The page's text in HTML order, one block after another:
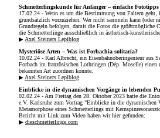
Schmetterlingskunde für Anfänger – einfache Fototipps
17.02.24 - Wenn es um die Bestimmung von Faltern
grundsätzlich vorzuziehen. Wer nicht sammeln kann
Grundregeln befolgen, damit die Fotos die größtmögliche
die Schmetterlinge ausschließlich in ästhetisch-
▶ Axel Steiners Lepiblog
Mysteriöse Arten – Was ist Forbachia solitaria?
10.02.24 - Karl Albrecht, ein Eisenbahnoberingenieur aus
Forbach im französischen Lothringen (Dép. Moselle) einen
bekannten Art zuordnen konnte.
▶ Axel Steiners Lepiblog
Einblicke in die dynamischen Vorgänge in lebenden
02.02.24 - Am Freitag den 28. Oktober 2023 hatte die
e.V. Karlsruhe zum Vortrag "Einblicke in die dynamischen
Metamorphose eines Schmetterlings mit
Bericht mit Link zum Video haben wir hier gefunden:
▶ dieschmetterlinge.com